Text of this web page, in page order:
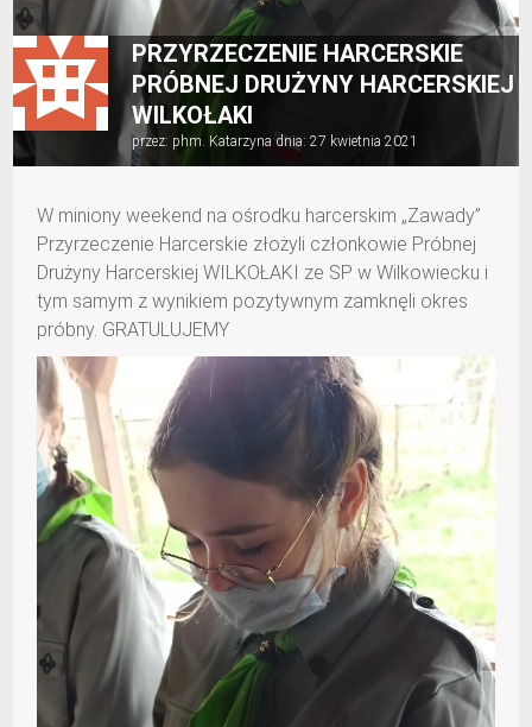
PRZYRZECZENIE HARCERSKIE
PRÓBNEJ DRUŻYNY HARCERSKIEJ
WILKOŁAKI
przez: phm. Katarzyna dnia:27 kwietnia 2021
W miniony weekend na ośrodku harcerskim „Zawady”
Przyrzeczenie Harcerskie złożyli członkowie Próbnej
Drużyny Harcerskiej WILKOŁAKI ze SP w Wilkowiecku i
tym samym z wynikiem pozytywnym zamknęli okres
próbny. GRATULUJEMY